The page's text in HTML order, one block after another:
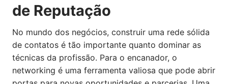
de Reputação
No mundo dos negócios, construir uma rede sólida
de contatos é tão importante quanto dominar as
técnicas da profissão. Para o encanador, o
networking é uma ferramenta valiosa que pode abrir